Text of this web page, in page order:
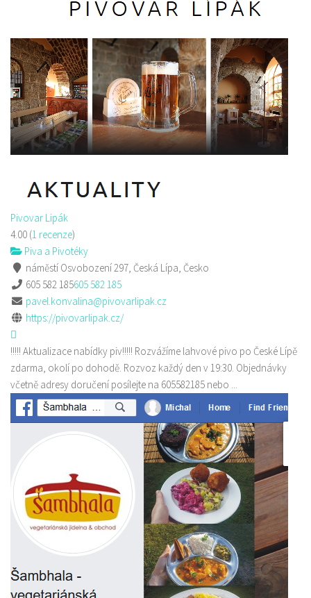
Pivovar Lipák
4.00 (1 recenze)
Piva a Pivotéky
náměstí Osvobození 297, Česká Lípa, Česko
605 582 185605 582 185
pavel.konvalina@pivovarlipak.cz
https://pivovarlipak.cz/
!!!!! Aktualizace nabídky piv!!!!! Rozvážíme lahvové pivo po České Lípě
zdarma, okolí po dohodě. Rozvoz každý den v 19:30. Objednávky
včetně adresy doručení posílejte na 605582185 nebo ...